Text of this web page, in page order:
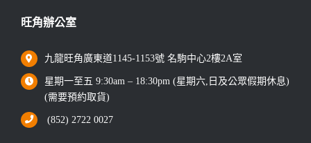
旺角辦公室
九龍旺角廣東道1145-1153號 名駒中心2樓2A室
星期一至五 9:30am – 18:30pm (星期六,日及公眾假期休息)
(需要預約取貨)
(852) 2722 0027